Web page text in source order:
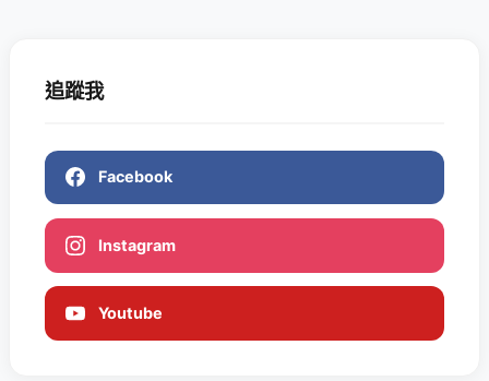
追蹤我
Facebook
Instagram
Youtube